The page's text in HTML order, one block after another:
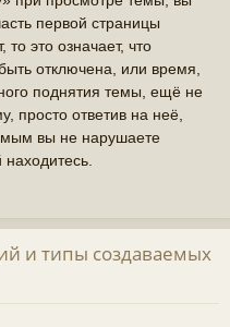
первой страницы
это означает, что
отключена, или время,
поднятия темы, ещё не
просто ответив на неё,
вы не нарушаете
и типы создаваемых